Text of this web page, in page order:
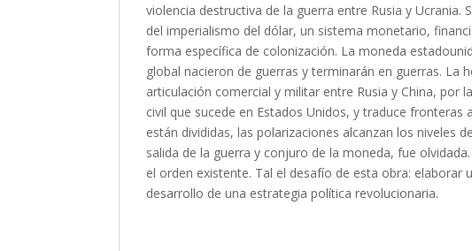
violencia destructiva de la guerra entre Rusia y
del imperialismo del dólar, un sistema monetario,
forma específica de colonización. La moneda
global nacieron de guerras y terminarán en guerras. La
articulación comercial y militar entre Rusia y China, por
civil que sucede en Estados Unidos, y traduce
están divididas, las polarizaciones alcanzan los niveles
salida de la guerra y conjuro de la moneda, fue
el orden existente. Tal el desafío de esta obra: elaborar
desarrollo de una estrategia política revolucionaria.